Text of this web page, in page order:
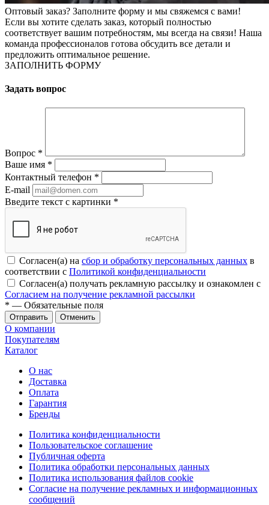
Оптовый заказ? Заполните форму и мы свяжемся с вами!
Если вы хотите сделать заказ, который полностью
соответствует вашим потребностям, мы всегда на связи! Наша
команда профессионалов готова обсудить все детали и
предложить оптимальное решение.
ЗАПОЛНИТЬ ФОРМУ
Задать вопрос
Вопрос *
Ваше имя *
Контактный телефон *
E-mail
Введите текст с картинки *
Согласен(а) на сбор и обработку персональных данных в
соответствии с Политикой конфиденциальности
Согласен(а) получать рекламную рассылку и ознакомлен с
Согласием на получение рекламной рассылки
* — Обязательные поля
Отменить
О компании
Покупателям
Каталог
О нас
Доставка
Оплата
Гарантия
Бренды
Политика конфиденциальности
Пользовательское соглашение
Публичная оферта
Политика обработки персональных данных
Политика использования файлов cookie
Согласие на получение рекламных и информационных
сообщений